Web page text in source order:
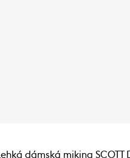
Lehká dámská mikina